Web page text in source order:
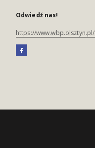
Odwiedź nas!
https://www.wbp.olsztyn.pl/